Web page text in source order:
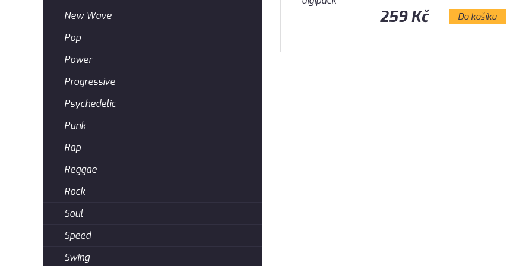
259 Kč Do košíku
New Wave
Pop
Power
Progressive
Psychedelic
Punk
Rap
Reggae
Rock
Soul
Speed
Swing